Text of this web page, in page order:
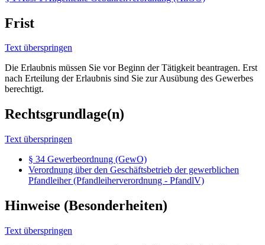
Frist
Text überspringen
Die Erlaubnis müssen Sie vor Beginn der Tätigkeit beantragen. Erst
nach Erteilung der Erlaubnis sind Sie zur Ausübung des Gewerbes
berechtigt.
Rechtsgrundlage(n)
Text überspringen
§ 34 Gewerbeordnung (GewO)
Verordnung über den Geschäftsbetrieb der gewerblichen
Pfandleiher (Pfandleiherverordnung - PfandlV)
Hinweise (Besonderheiten)
Text überspringen